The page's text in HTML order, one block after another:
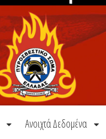
Ανοιχτά Δεδομένα